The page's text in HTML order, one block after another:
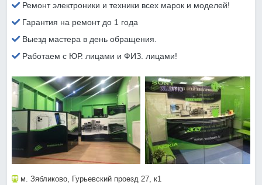
Ремонт электроники и техники всех марок и моделей!
Гарантия на ремонт до 1 года
Выезд мастера в день обращения.
Работаем с ЮР. лицами и ФИЗ. лицами!
м. Зябликово, Гурьевский проезд 27, к1